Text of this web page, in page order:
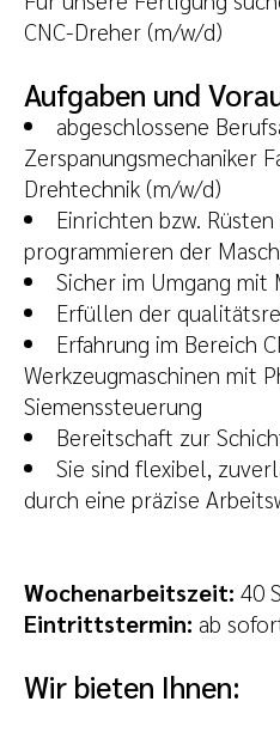
CNC-Dreher (m/w/d)
Aufgaben und
abgeschlossene
Zerspanungsmechaniker
Drehtechnik (m/w/d)
Einrichten bzw.
programmieren der
Sicher im Umgang mit
Erfüllen der
Erfahrung im Bereich
Werkzeugmaschinen mit
Siemenssteuerung
Bereitschaft zur
Sie sind flexibel,
durch eine präzise
Wochenarbeitszeit: 40
Eintrittstermin: ab
Wir bieten Ihnen: